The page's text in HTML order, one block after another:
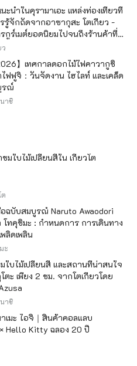
ะนำในคุรามาเอะ แหล่งท่องเที่ยวที่
รู้จักถัดจากอาซากุสะ โตเกียว -
กูร์เมต์ยอดนิยมไปจนถึงร้านค้าที่มี
】เทศกาลดอกไม้ไฟคาวากูชิ
ไฟฟูจิ：วันจัดงาน ไฮไลท์ และเคล็ด
รณ์
าชิ
มใบไม้เปลี่ยนสีใน เกียวโต
ฉบับสมบูรณ์ Naruto Awaodori
โทคุชิมะ : กำหนดการ การเดินทาง
ลิดเพลิน
ะ
ใบไม้เปลี่ยนสี และสถานที่น่าสนใจ
ตะ เพียง 2 ชม. จากโตเกียวโดย
าชิ
าเมะ ไอจิ｜สินค้าคอลแลบ
Hello Kitty ฉลอง 20 ปี